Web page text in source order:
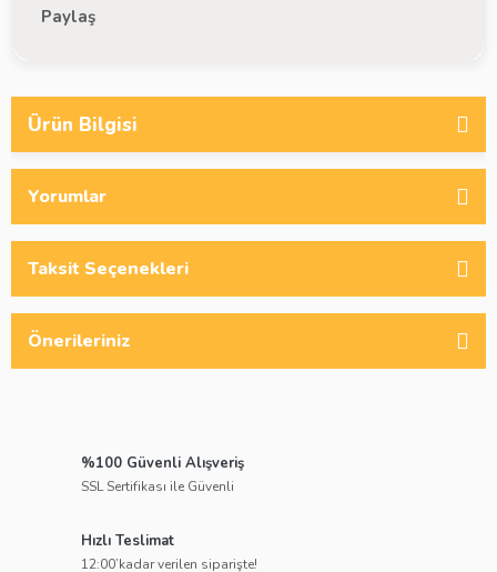
Paylaş
Ürün Bilgisi
Yorumlar
Taksit Seçenekleri
Önerileriniz
%100 Güvenli Alışveriş
SSL Sertifikası ile Güvenli
Hızlı Teslimat
12:00’kadar verilen siparişte!